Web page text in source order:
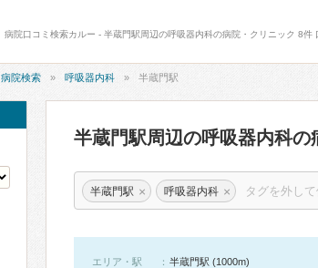
病院口コミ検索カルー - 半蔵門駅周辺の呼吸器内科の病院・クリニック 8件
病院検索 呼吸器内科 半蔵門駅
半蔵門駅周辺の呼吸器内科の
半蔵門駅 × 呼吸器内科 ×
エリア・駅
半蔵門駅 (1000m)